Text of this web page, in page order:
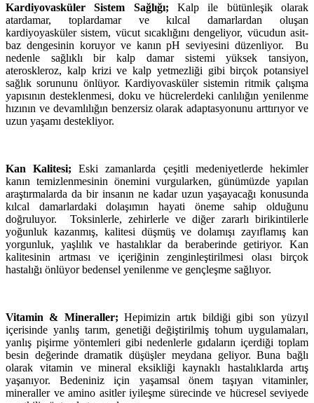
Kardiyovasküler Sistem Sağlığı; Kalp ile bütünleşik olarak
atardamar, toplardamar ve kılcal damarlardan oluşan
kardiyoyasküler sistem, vücut sıcaklığını dengeliyor, vücudun asit-
baz dengesinin koruyor ve kanın pH seviyesini düzenliyor. Bu
nedenle sağlıklı bir kalp damar sistemi yüksek tansiyon,
ateroskleroz, kalp krizi ve kalp yetmezliği gibi birçok potansiyel
sağlık sorununu önlüyor. Kardiyovasküler sistemin ritmik çalışma
yapısının desteklenmesi, doku ve hücrelerdeki canlılığın yenilenme
hızının ve devamlılığın benzersiz olarak adaptasyonunu arttırıyor ve
uzun yaşamı destekliyor.
Kan Kalitesi; Eski zamanlarda çeşitli medeniyetlerde hekimler
kanın temizlenmesinin önemini vurgularken, günümüzde yapılan
araştırmalarda da bir insanın ne kadar uzun yaşayacağı konusunda
kılcal damarlardaki dolaşımın hayati öneme sahip olduğunu
doğruluyor. Toksinlerle, zehirlerle ve diğer zararlı birikintilerle
yoğunluk kazanmış, kalitesi düşmüş ve dolamışı zayıflamış kan
yorgunluk, yaşlılık ve hastalıklar da beraberinde getiriyor. Kan
kalitesinin artması ve içeriğinin zenginleştirilmesi olası birçok
hastalığı önlüyor bedensel yenilenme ve gençleşme sağlıyor.
Vitamin & Mineraller; Hepimizin artık bildiği gibi son yüzyıl
içerisinde yanlış tarım, genetiği değiştirilmiş tohum uygulamaları,
yanlış pişirme yöntemleri gibi nedenlerle gıdaların içerdiği toplam
besin değerinde dramatik düşüşler meydana geliyor. Buna bağlı
olarak vitamin ve mineral eksikliği kaynaklı hastalıklarda artış
yaşanıyor. Bedeniniz için yaşamsal önem taşıyan vitaminler,
mineraller ve amino asitler iyileşme sürecinde ve hücresel seviyede